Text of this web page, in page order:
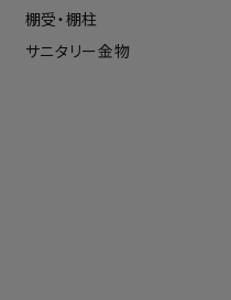
棚受・棚柱
サニタリー金物